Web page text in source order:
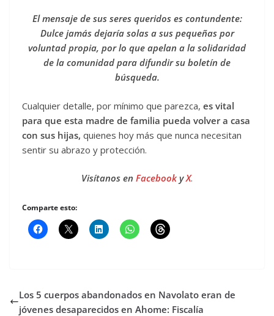
El mensaje de sus seres queridos es contundente:
Dulce jamás dejaría solas a sus pequeñas por
voluntad propia, por lo que apelan a la solidaridad
de la comunidad para difundir su boletín de
búsqueda.
Cualquier detalle, por mínimo que parezca, es vital
para que esta madre de familia pueda volver a casa
con sus hijas, quienes hoy más que nunca necesitan
sentir su abrazo y protección.
Visítanos en FacebookyX.
Comparte esto:
Los 5 cuerpos abandonados en Navolato eran de
jóvenes desaparecidos en Ahome: Fiscalía